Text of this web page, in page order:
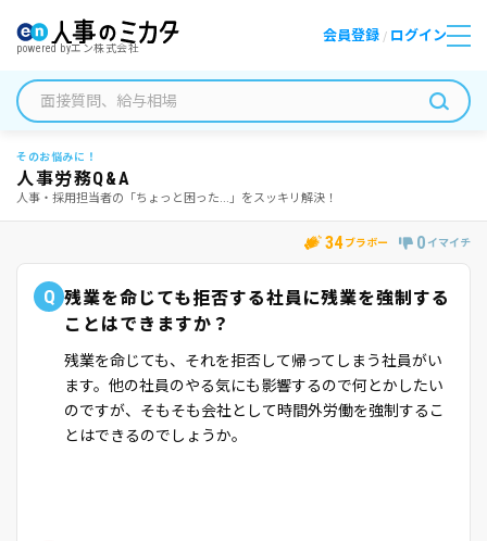
powered byエン株式会社
会員登録 / ログイン
そのお悩みに！
人事労務Q&A
人事・採用担当者の「ちょっと困った...」をスッキリ解決！
34 ブラボー 0 イマイチ
Q 残業を命じても拒否する社員に残業を強制する
ことはできますか？
残業を命じても、それを拒否して帰ってしまう社員がい
ます。他の社員のやる気にも影響するので何とかしたい
のですが、そもそも会社として時間外労働を強制するこ
とはできるのでしょうか。